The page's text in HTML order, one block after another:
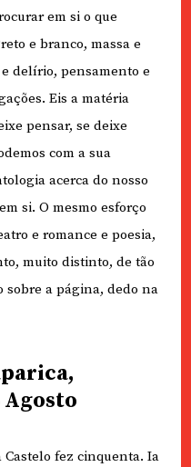
em si o que
e branco, massa e
delírio, pensamento e
Eis a matéria
pensar, se deixe
com a sua
acerca do nosso
si. O mesmo esforço
e romance e poesia,
muito distinto, de tão
a página, dedo na
fez cinquenta. Ia